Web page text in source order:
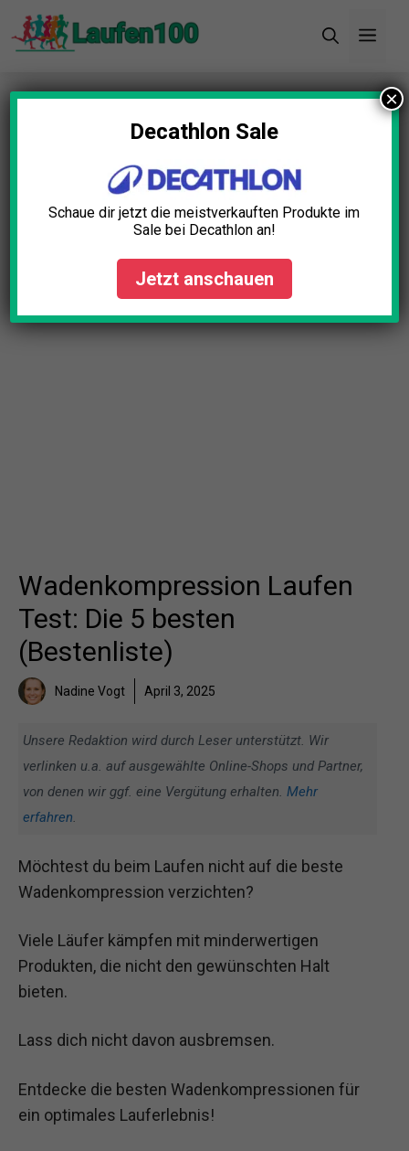
Zum
Inhalt
Startseite»Blog»Wadenkompression Laufen
Test: Die 5 besten (Bestenliste)
Wadenkompression Laufen
Test: Die 5 besten
(Bestenliste)
Nadine Vogt April 3, 2025
Unsere Redaktion wird durch Leser unterstützt. Wir
verlinken u.a. auf ausgewählte Online-Shops und Partner,
von denen wir ggf. eine Vergütung erhalten. Mehr
erfahren.
Möchtest du beim Laufen nicht auf die beste
Wadenkompression verzichten?
Viele Läufer kämpfen mit minderwertigen
Produkten, die nicht den gewünschten Halt
bieten.
Lass dich nicht davon ausbremsen.
Entdecke die besten Wadenkompressionen für
ein optimales Lauferlebnis!
Decathlon Sale
Schaue dir jetzt die meistverkauften Produkte im
Sale bei Decathlon an!
Jetzt anschauen
×